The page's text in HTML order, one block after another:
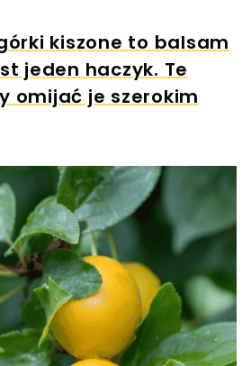
kiszone to balsam
jeden haczyk. Te
omijać je szerokim